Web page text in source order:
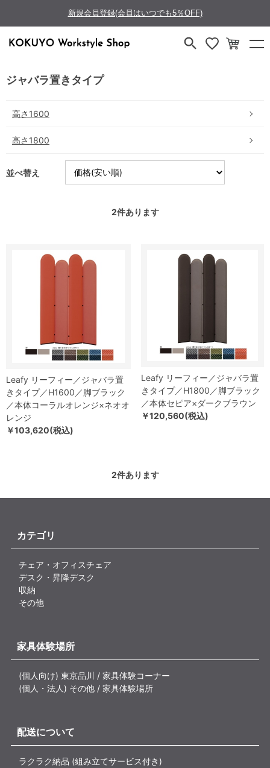
新規会員登録(会員はいつでも5％OFF)
ジャバラ置きタイプ
高さ1600
高さ1800
並べ替え
2件あります
Leafy リーフィー／ジャバラ置
きタイプ／H1600／脚ブラック
／本体コーラルオレンジ×ネオオ
レンジ
￥103,620(税込)
Leafy リーフィー／ジャバラ置
きタイプ／H1800／脚ブラック
／本体セピア×ダークブラウン
￥120,560(税込)
2件あります
カテゴリ
チェア・オフィスチェア
デスク・昇降デスク
収納
その他
家具体験場所
(個人向け) 東京品川 / 家具体験コーナー
(個人・法人) その他 / 家具体験場所
配送について
ラクラク納品 (組み立てサービス付き)